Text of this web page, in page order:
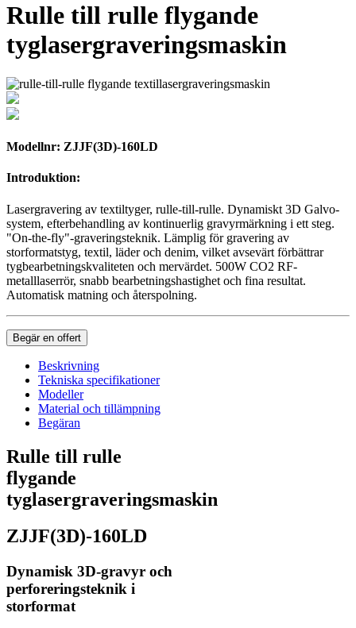
Rulle till rulle flygande
tyglasergraveringsmaskin
Modellnr: ZJJF(3D)-160LD
Introduktion:
Lasergravering av textiltyger, rulle-till-rulle. Dynamiskt 3D Galvo-
system, efterbehandling av kontinuerlig gravyrmärkning i ett steg.
"On-the-fly"-graveringsteknik. Lämplig för gravering av
storformatstyg, textil, läder och denim, vilket avsevärt förbättrar
tygbearbetningskvaliteten och mervärdet. 500W CO2 RF-
metalllaserrör, snabb bearbetningshastighet och fina resultat.
Automatisk matning och återspolning.
Begär en offert
Beskrivning
Tekniska specifikationer
Modeller
Material och tillämpning
Begäran
Rulle till rulle
flygande
tyglasergraveringsmaskin
ZJJF(3D)-160LD
Dynamisk 3D-gravyr och
perforeringsteknik i
storformat